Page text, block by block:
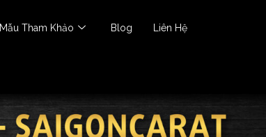
Mẫu Tham Khảo Blog Liên Hệ